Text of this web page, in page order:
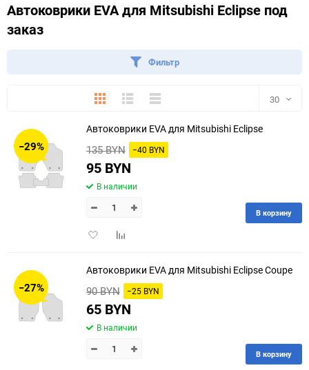
Автоковрики EVA для Mitsubishi Eclipse под
заказ
Фильтр
ПлиткаПодробноКомпактно 30
30
150
−29%
Автоковрики EVA для Mitsubishi Eclipse
135 BYN −40 BYN
95 BYN
В наличии
ДобавитьДобавить
В корзину
−27%
Автоковрики EVA для Mitsubishi Eclipse Coupe
90 BYN −25 BYN
65 BYN
В наличии
В корзину